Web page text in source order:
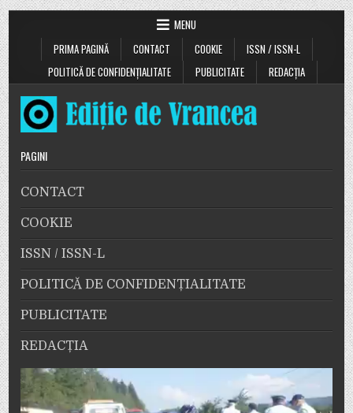
MENU
PRIMA PAGINĂ
CONTACT COOKIE
ISSN / ISSN-L
POLITICĂ DE CONFIDENȚIALITATE
PUBLICITATE REDACȚIA
PAGINI
CONTACT
COOKIE
ISSN / ISSN-L
POLITICĂ DE CONFIDENȚIALITATE
PUBLICITATE
REDACȚIA